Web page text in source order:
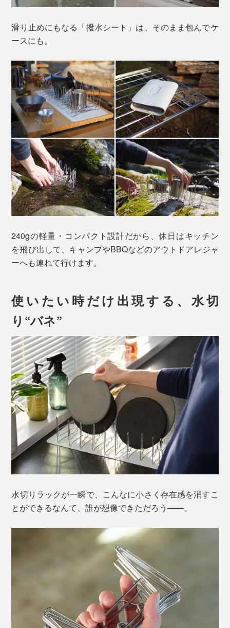
滑り止めにもなる「撥水シート」は、そのまま包んでケ
ースにも。
240gの軽量・コンパクト設計だから、休日はキッチン
を飛び出して、キャンプやBBQなどのアウトドアレジャ
ーへも連れて行けます。
使いたい時だけ出現する、水切
り“バネ”
水切りラックが一瞬で、こんなに小さく存在感を消すこ
とができるなんて、誰が想像できただろう——。